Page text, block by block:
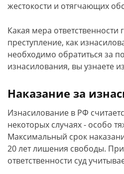
жестокости и отягчающих
Какая мера ответственности
преступление, как
необходимо обратиться за
изнасилования, вы узнаете
Наказание за
Изнасилование в РФ
некоторых случаях - особо
Максимальный срок
20 лет лишения свободы.
ответственности суд